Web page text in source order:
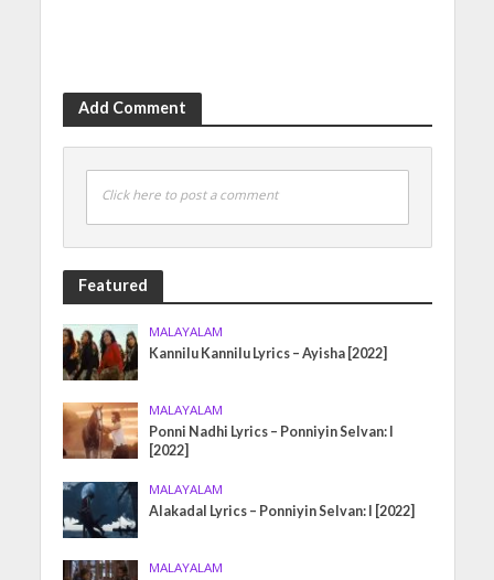
Add Comment
Click here to post a comment
Featured
MALAYALAM
Kannilu Kannilu Lyrics – Ayisha [2022]
MALAYALAM
Ponni Nadhi Lyrics – Ponniyin Selvan: I
[2022]
MALAYALAM
Alakadal Lyrics – Ponniyin Selvan: I [2022]
MALAYALAM